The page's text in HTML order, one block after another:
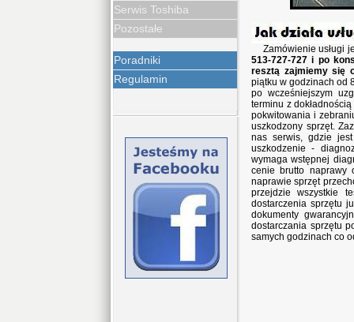
Serwis Toshiba
Pozostałe
Poradniki
Regulamin
Zamówienie usługi
513-727-727 i po
resztą zajmiemy się
piątku w godzinach od
po wcześniejszym
terminu z
pokwitowania i
uszkodzony sprzęt.
nas serwis, gdzie
uszkodzenie -
wymaga wstępnej
cenie brutto naprawy
naprawie sprzęt
przejdzie wszystkie
dostarczenia sprzętu
dokumenty
dostarczania sprzętu
samych godzinach co